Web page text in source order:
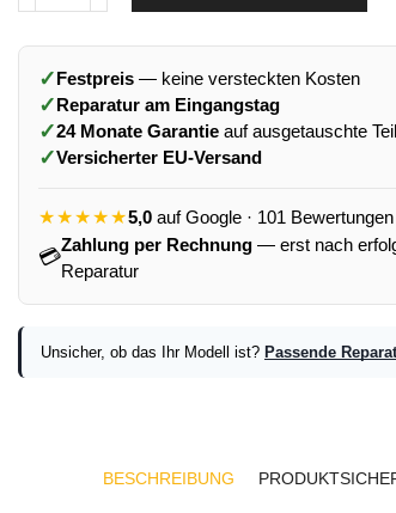
✓Festpreis — keine versteckten Kosten
✓Reparatur am Eingangstag
✓24 Monate Garantie auf ausgetauschte
✓Versicherter EU-Versand
★★★★★5,0 auf Google · 101 Bewertungen
💳
Zahlung per Rechnung — erst nach
Reparatur
Unsicher, ob das Ihr Modell ist? Passende
BESCHREIBUNG